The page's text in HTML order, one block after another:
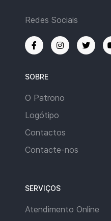
Redes Sociais
SOBRE
O Patrono
Logótipo
Contactos
Contacte-nos
SERVIÇOS
Atendimento Online